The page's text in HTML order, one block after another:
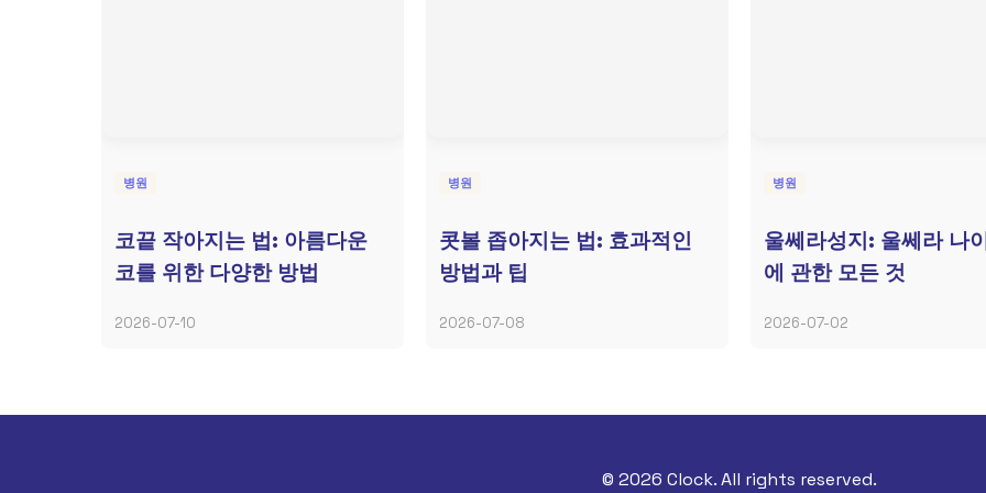
병원
코끝 작아지는 법: 아름다운
코를 위한 다양한 방법
2026-07-10
병원
콧볼 좁아지는 법: 효과적인
방법과 팁
2026-07-08
병원
울쎄라성지: 울쎄라 나
에 관한 모든 것
2026-07-02
© 2026 Clock. All rights reserved.